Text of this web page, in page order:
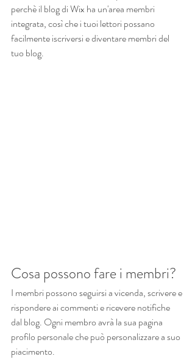
perchè il blog di Wix ha un'area membri
integrata, così che i tuoi lettori possano
facilmente iscriversi e diventare membri del
tuo blog.
Cosa possono fare i membri?
I membri possono seguirsi a vicenda, scrivere e
rispondere ai commenti e ricevere notifiche
dal blog. Ogni membro avrà la sua pagina
profilo personale che può personalizzare a suo
piacimento.